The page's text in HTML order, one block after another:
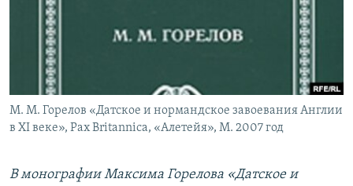
СОЦИАЛЬНЫЕ СЕТИ
Все сайты РСЕ/РС
М. М. Горелов «Датское и нормандское завоевания Англии
в XI веке», Pax Britannica, «Алетейя», М. 2007 год
В монографии Максима Горелова «Датское и